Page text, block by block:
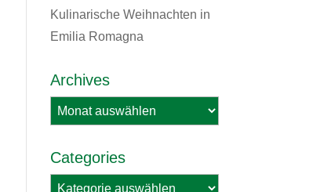
Kulinarische Weihnachten in
Emilia Romagna
Archives
Archives
Categories
Categories